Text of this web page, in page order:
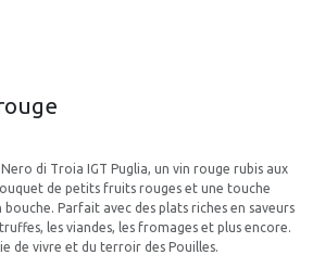
di Troia IGT Puglia, un vin rouge rubis aux
de petits fruits rouges et une touche
Parfait avec des plats riches en saveurs
les viandes, les fromages et plus encore.
de vivre et du terroir des Pouilles.